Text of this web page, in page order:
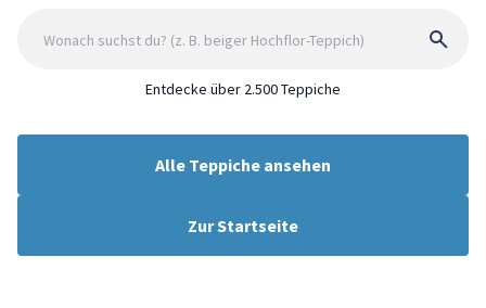
Entdecke über 2.500 Teppiche
Alle Teppiche ansehen
Zur Startseite